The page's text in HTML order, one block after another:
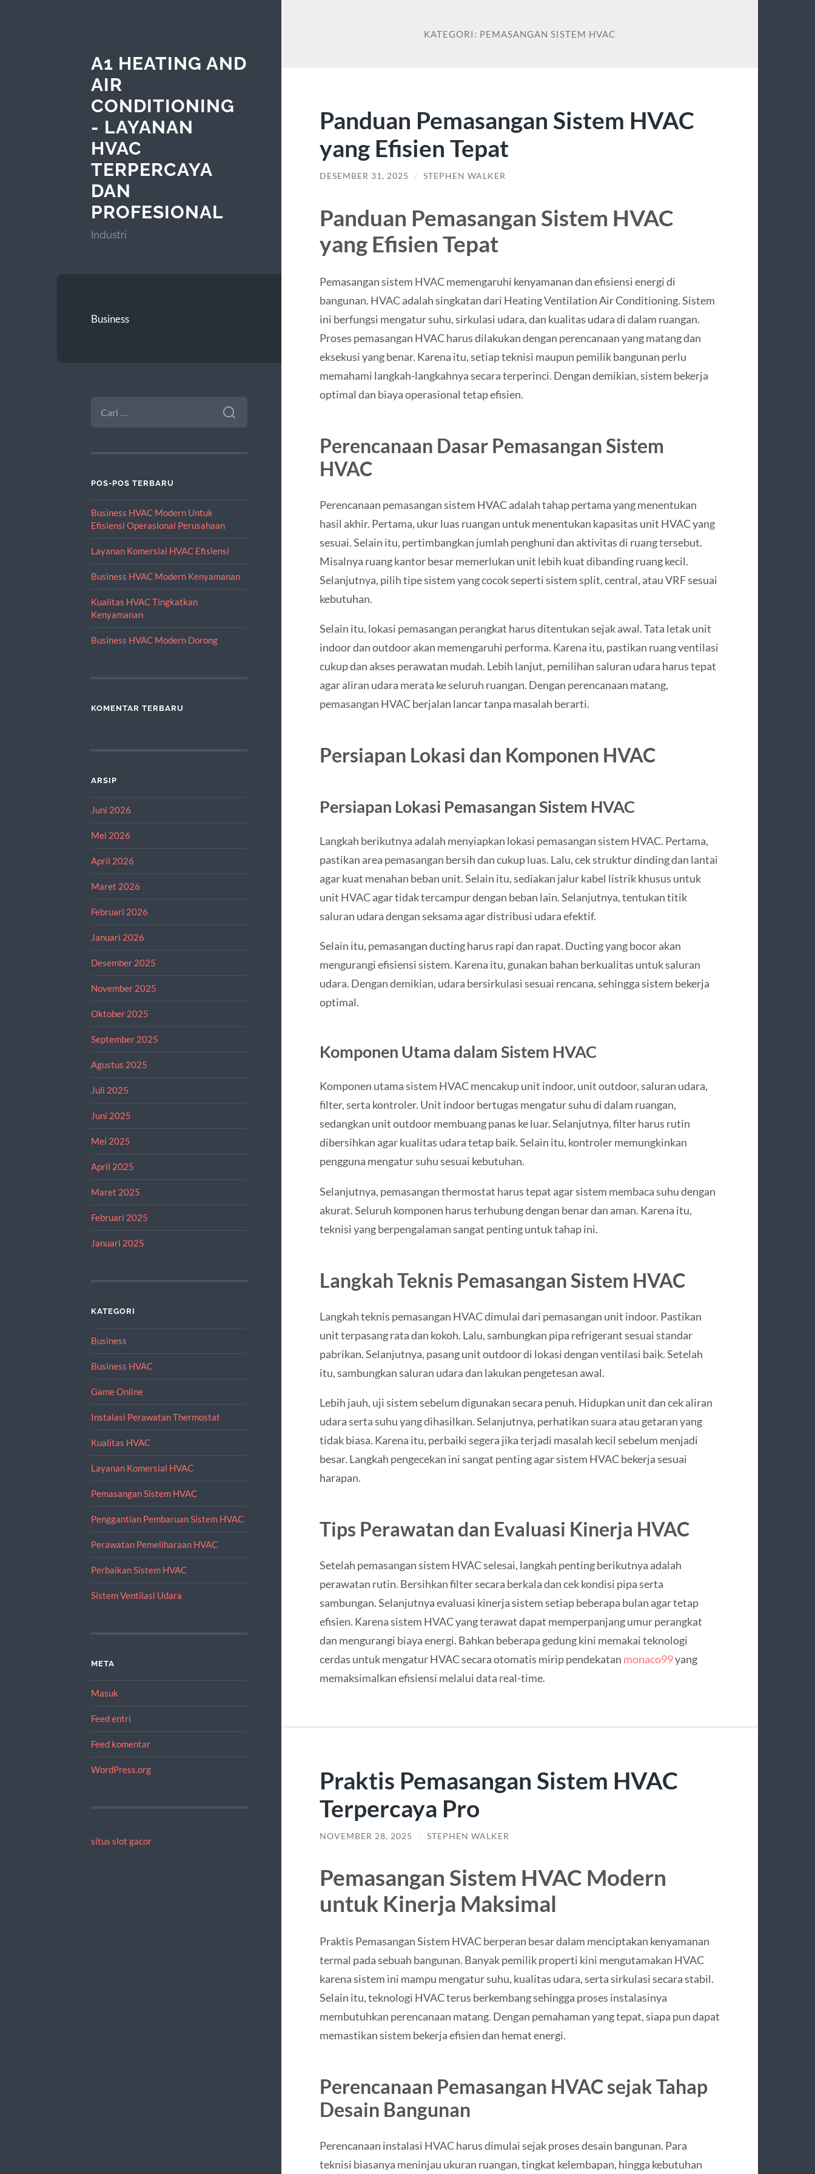
A1 HEATING AND
AIR
CONDITIONING
- LAYANAN
HVAC
TERPERCAYA
DAN
PROFESIONAL
Industri
Business
UNTUK:
POS-POS TERBARU
Business HVAC Modern Untuk
Efisiensi Operasional Perusahaan
Layanan Komersial HVAC Efisiensi
Business HVAC Modern Kenyamanan
Kualitas HVAC Tingkatkan
Kenyamanan
Business HVAC Modern Dorong
KOMENTAR TERBARU
ARSIP
Juni 2026
Mei 2026
April 2026
Maret 2026
Februari 2026
Januari 2026
Desember 2025
November 2025
Oktober 2025
September 2025
Agustus 2025
Juli 2025
Juni 2025
Mei 2025
April 2025
Maret 2025
Februari 2025
Januari 2025
KATEGORI
Business
Business HVAC
Game Online
Instalasi Perawatan Thermostat
Kualitas HVAC
Layanan Komersial HVAC
Pemasangan Sistem HVAC
Penggantian Pembaruan Sistem HVAC
Perawatan Pemeliharaan HVAC
Perbaikan Sistem HVAC
Sistem Ventilasi Udara
META
Masuk
Feed entri
Feed komentar
WordPress.org
situs slot gacor
KATEGORI: PEMASANGAN SISTEM HVAC
Panduan Pemasangan Sistem HVAC
yang Efisien Tepat
DESEMBER 31, 2025 / STEPHEN WALKER
Panduan Pemasangan Sistem HVAC
yang Efisien Tepat
Pemasangan sistem HVAC memengaruhi kenyamanan dan efisiensi energi di
bangunan. HVAC adalah singkatan dari Heating Ventilation Air Conditioning. Sistem
ini berfungsi mengatur suhu, sirkulasi udara, dan kualitas udara di dalam ruangan.
Proses pemasangan HVAC harus dilakukan dengan perencanaan yang matang dan
eksekusi yang benar. Karena itu, setiap teknisi maupun pemilik bangunan perlu
memahami langkah-langkahnya secara terperinci. Dengan demikian, sistem bekerja
optimal dan biaya operasional tetap efisien.
Perencanaan Dasar Pemasangan Sistem
HVAC
Perencanaan pemasangan sistem HVAC adalah tahap pertama yang menentukan
hasil akhir. Pertama, ukur luas ruangan untuk menentukan kapasitas unit HVAC yang
sesuai. Selain itu, pertimbangkan jumlah penghuni dan aktivitas di ruang tersebut.
Misalnya ruang kantor besar memerlukan unit lebih kuat dibanding ruang kecil.
Selanjutnya, pilih tipe sistem yang cocok seperti sistem split, central, atau VRF sesuai
kebutuhan.
Selain itu, lokasi pemasangan perangkat harus ditentukan sejak awal. Tata letak unit
indoor dan outdoor akan memengaruhi performa. Karena itu, pastikan ruang ventilasi
cukup dan akses perawatan mudah. Lebih lanjut, pemilihan saluran udara harus tepat
agar aliran udara merata ke seluruh ruangan. Dengan perencanaan matang,
pemasangan HVAC berjalan lancar tanpa masalah berarti.
Persiapan Lokasi dan Komponen HVAC
Persiapan Lokasi Pemasangan Sistem HVAC
Langkah berikutnya adalah menyiapkan lokasi pemasangan sistem HVAC. Pertama,
pastikan area pemasangan bersih dan cukup luas. Lalu, cek struktur dinding dan lantai
agar kuat menahan beban unit. Selain itu, sediakan jalur kabel listrik khusus untuk
unit HVAC agar tidak tercampur dengan beban lain. Selanjutnya, tentukan titik
saluran udara dengan seksama agar distribusi udara efektif.
Selain itu, pemasangan ducting harus rapi dan rapat. Ducting yang bocor akan
mengurangi efisiensi sistem. Karena itu, gunakan bahan berkualitas untuk saluran
udara. Dengan demikian, udara bersirkulasi sesuai rencana, sehingga sistem bekerja
optimal.
Komponen Utama dalam Sistem HVAC
Komponen utama sistem HVAC mencakup unit indoor, unit outdoor, saluran udara,
filter, serta kontroler. Unit indoor bertugas mengatur suhu di dalam ruangan,
sedangkan unit outdoor membuang panas ke luar. Selanjutnya, filter harus rutin
dibersihkan agar kualitas udara tetap baik. Selain itu, kontroler memungkinkan
pengguna mengatur suhu sesuai kebutuhan.
Selanjutnya, pemasangan thermostat harus tepat agar sistem membaca suhu dengan
akurat. Seluruh komponen harus terhubung dengan benar dan aman. Karena itu,
teknisi yang berpengalaman sangat penting untuk tahap ini.
Langkah Teknis Pemasangan Sistem HVAC
Langkah teknis pemasangan HVAC dimulai dari pemasangan unit indoor. Pastikan
unit terpasang rata dan kokoh. Lalu, sambungkan pipa refrigerant sesuai standar
pabrikan. Selanjutnya, pasang unit outdoor di lokasi dengan ventilasi baik. Setelah
itu, sambungkan saluran udara dan lakukan pengetesan awal.
Lebih jauh, uji sistem sebelum digunakan secara penuh. Hidupkan unit dan cek aliran
udara serta suhu yang dihasilkan. Selanjutnya, perhatikan suara atau getaran yang
tidak biasa. Karena itu, perbaiki segera jika terjadi masalah kecil sebelum menjadi
besar. Langkah pengecekan ini sangat penting agar sistem HVAC bekerja sesuai
harapan.
Tips Perawatan dan Evaluasi Kinerja HVAC
Setelah pemasangan sistem HVAC selesai, langkah penting berikutnya adalah
perawatan rutin. Bersihkan filter secara berkala dan cek kondisi pipa serta
sambungan. Selanjutnya evaluasi kinerja sistem setiap beberapa bulan agar tetap
efisien. Karena sistem HVAC yang terawat dapat memperpanjang umur perangkat
dan mengurangi biaya energi. Bahkan beberapa gedung kini memakai teknologi
cerdas untuk mengatur HVAC secara otomatis mirip pendekatan monaco99yang
memaksimalkan efisiensi melalui data real-time.
Praktis Pemasangan Sistem HVAC
Terpercaya Pro
NOVEMBER 28, 2025 / STEPHEN WALKER
Pemasangan Sistem HVAC Modern
untuk Kinerja Maksimal
Praktis Pemasangan Sistem HVAC berperan besar dalam menciptakan kenyamanan
termal pada sebuah bangunan. Banyak pemilik properti kini mengutamakan HVAC
karena sistem ini mampu mengatur suhu, kualitas udara, serta sirkulasi secara stabil.
Selain itu, teknologi HVAC terus berkembang sehingga proses instalasinya
membutuhkan perencanaan matang. Dengan pemahaman yang tepat, siapa pun dapat
memastikan sistem bekerja efisien dan hemat energi.
Perencanaan Pemasangan HVAC sejak Tahap
Desain Bangunan
Perencanaan instalasi HVAC harus dimulai sejak proses desain bangunan. Para
teknisi biasanya meninjau ukuran ruangan, tingkat kelembapan, hingga kebutuhan